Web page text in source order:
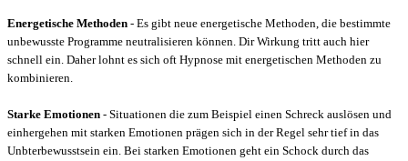
Energetische Methoden - Es gibt neue energetische Methoden, die bestimmte
unbewusste Programme neutralisieren können. Dir Wirkung tritt auch hier
schnell ein. Daher lohnt es sich oft Hypnose mit energetischen Methoden zu
kombinieren.
Starke Emotionen - Situationen die zum Beispiel einen Schreck auslösen und
einhergehen mit starken Emotionen prägen sich in der Regel sehr tief in das
Unbterbewusstsein ein. Bei starken Emotionen geht ein Schock durch das